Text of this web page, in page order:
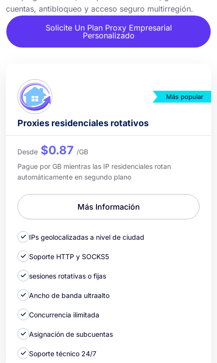
cuentas, antibloqueo y acceso seguro multirregión.
Solicite Un Plan Proxy Empresarial
Personalizado
Más popular
Proxies residenciales rotativos
Desde $0.87 /GB
Pague por GB mientras las IP residenciales rotan
automáticamente en segundo plano
Más Información
IPs geolocalizadas a nivel de ciudad
Soporte HTTP y SOCKS5
sesiones rotativas o fijas
Ancho de banda ultraalto
Concurrencia ilimitada
Asignación de subcuentas
Soporte técnico 24/7